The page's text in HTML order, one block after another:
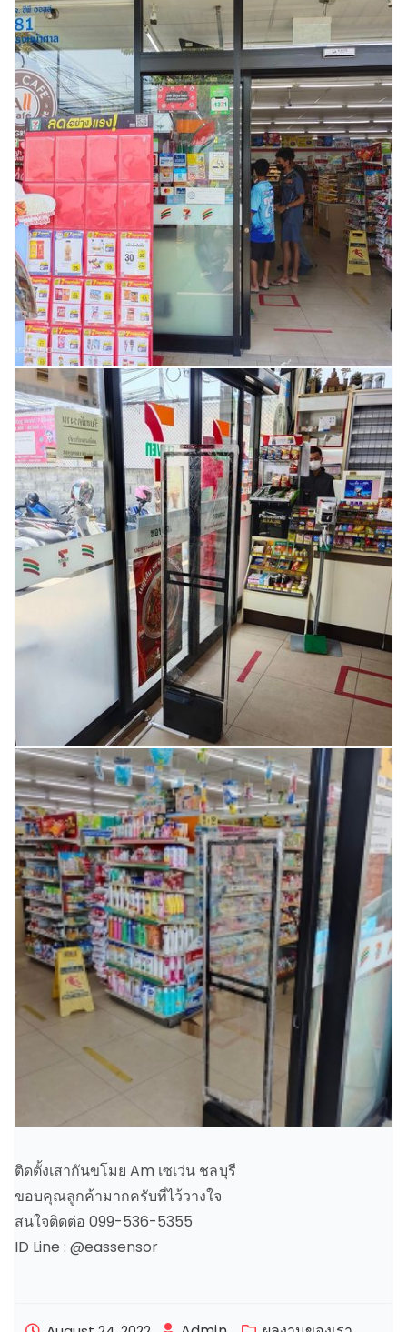
ติดตั้งเสากันขโมย Am เซเว่น ชลบุรี
ขอบคุณลูกค้ามากครับที่ไว้วางใจ
สนใจติดต่อ 099-536-5355
ID Line : @eassensor